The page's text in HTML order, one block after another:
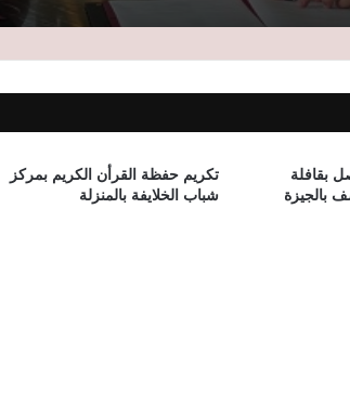
بقافلة
بالجيزة
تكريم حفظة القرأن الكريم بمركز
شباب الخلايفة بالمنزلة